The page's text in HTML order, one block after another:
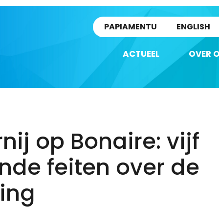
PAPIAMENTU ENGLISH
ACTUEEL OVER
op Bonaire: vijf
feiten over de